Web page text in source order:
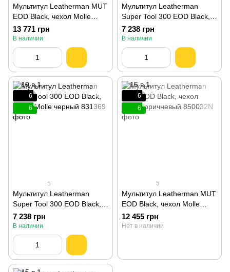
Мультитул Leatherman MUT
EOD Black, чехол Molle
оливковый, картонная
коробка 833119
13 771 грн
В наличии
Мультитул Leatherman
Super Tool 300 EOD Black,
чехол Molle коричневый
831368
7 238 грн
В наличии
6
6
5
Мультитул Leatherman
Super Tool 300 EOD Black,
чехол Molle черный 831369
7 238 грн
В наличии
6
6
5
Мультитул Leatherman MUT
EOD Black, чехол Molle
коричневый 850032N
12 455 грн
Нет в наличии